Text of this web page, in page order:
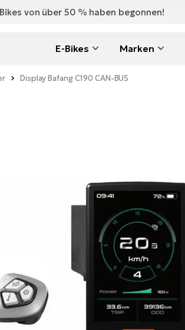
von über 50 % haben begonnen!
E-Bikes Marken
Display Bafang C190 CAN-BUS